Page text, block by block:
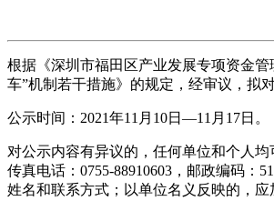
根据《深圳市福田区产业发展专项资金
车”机制若干措施》的规定，经审议，拟
公示时间：2021年11月10日—11月17日。
对公示内容有异议的，任何单位和个人
传真电话：0755-88910603，邮政编码
姓名和联系方式；以单位名义反映的，应